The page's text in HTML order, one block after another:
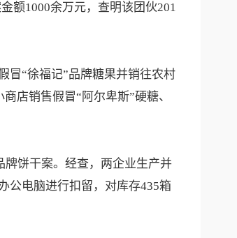
额1000余万元，查明该团伙201
“徐福记”品牌糖果并销往农村
店销售假冒“阿尔卑斯”硬糖、
饼干案。经查，两企业生产并
公电脑进行扣留，对库存435箱